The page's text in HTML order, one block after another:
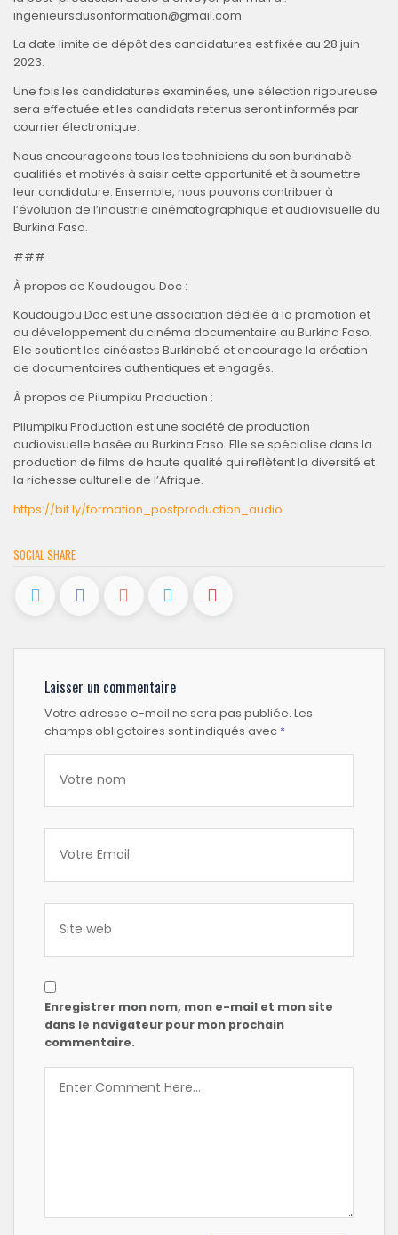
ingenieursdusonformation@gmail.com
La date limite de dépôt des candidatures est fixée au 28 juin
2023.
Une fois les candidatures examinées, une sélection rigoureuse
sera effectuée et les candidats retenus seront informés par
courrier électronique.
Nous encourageons tous les techniciens du son burkinabè
qualifiés et motivés à saisir cette opportunité et à soumettre
leur candidature. Ensemble, nous pouvons contribuer à
l’évolution de l’industrie cinématographique et audiovisuelle du
Burkina Faso.
###
À propos de Koudougou Doc :
Koudougou Doc est une association dédiée à la promotion et
au développement du cinéma documentaire au Burkina Faso.
Elle soutient les cinéastes Burkinabé et encourage la création
de documentaires authentiques et engagés.
À propos de Pilumpiku Production :
Pilumpiku Production est une société de production
audiovisuelle basée au Burkina Faso. Elle se spécialise dans la
production de films de haute qualité qui reflètent la diversité et
la richesse culturelle de l’Afrique.
https://bit.ly/formation_postproduction_audio
SOCIAL SHARE
Laisser un commentaire
Votre adresse e-mail ne sera pas publiée. Les
champs obligatoires sont indiqués avec *
Enregistrer mon nom, mon e-mail et mon site
dans le navigateur pour mon prochain
commentaire.